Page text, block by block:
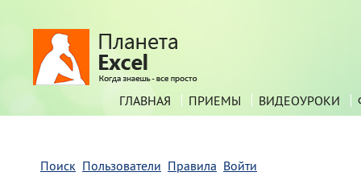
ГЛАВНАЯ ПРИЕМЫ ВИДЕОУРОКИ
Поиск Пользователи Правила Войти